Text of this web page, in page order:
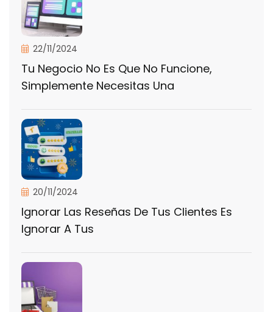
22/11/2024
Tu Negocio No Es Que No Funcione,
Simplemente Necesitas Una
20/11/2024
Ignorar Las Reseñas De Tus Clientes Es
Ignorar A Tus